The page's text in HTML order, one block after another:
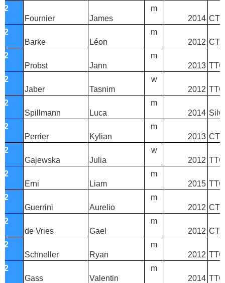
Fournier
James
m
2014
Barke
Léon
m
2012
Probst
Jann
m
2013
Jaber
Tasnim
w
2012
Spillmann
Luca
m
2014
Perrier
Kylian
m
2013
Gajewska
Julia
w
2012
Erni
Liam
m
2015
Guerrini
Aurelio
m
2012
de Vries
Gael
m
2012
Schneller
Ryan
m
2012
Gass
Valentin
m
2014